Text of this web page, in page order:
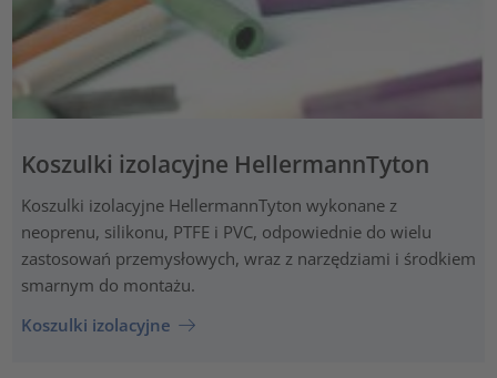
Koszulki izolacyjne HellermannTyton
Koszulki izolacyjne HellermannTyton wykonane z
neoprenu, silikonu, PTFE i PVC, odpowiednie do wielu
zastosowań przemysłowych, wraz z narzędziami i środkiem
smarnym do montażu.
Koszulki izolacyjne